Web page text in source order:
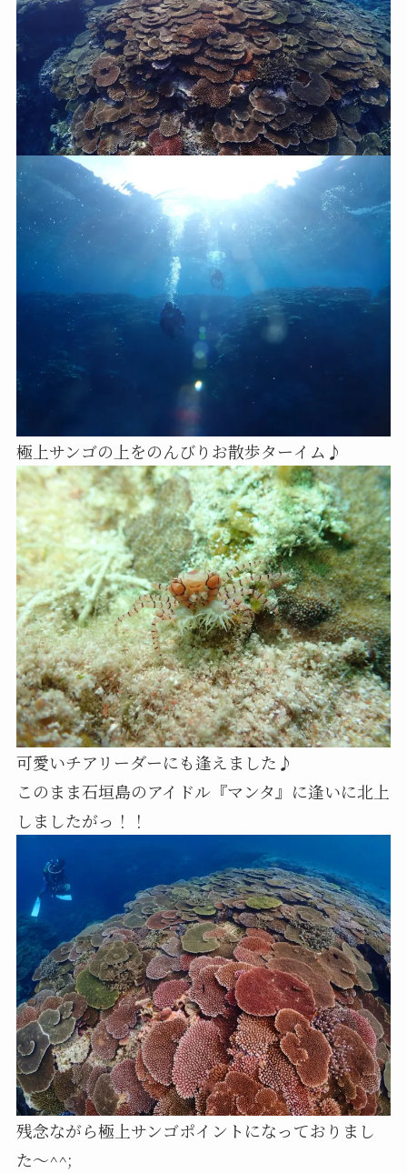
極上サンゴの上をのんびりお散歩ターイム♪
可愛いチアリーダーにも逢えました♪
このまま石垣島のアイドル『マンタ』に逢いに北上
しましたがっ！！
残念ながら極上サンゴポイントになっておりまし
た〜^^;